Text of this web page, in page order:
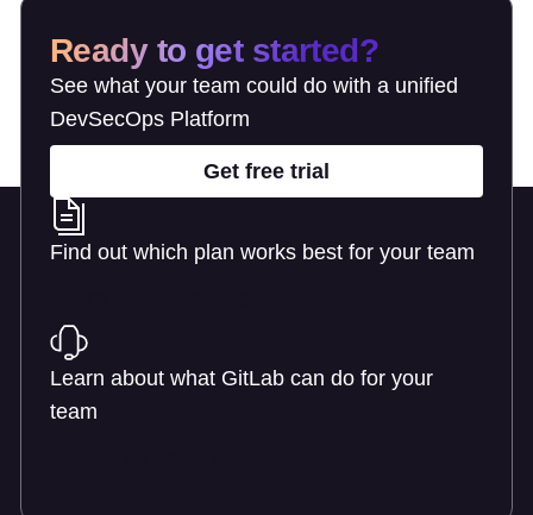
Ready to get started?
See what your team could do with a unified
DevSecOps Platform
Get free trial
Find out which plan works best for your team
Learn about what GitLab can do for your
team